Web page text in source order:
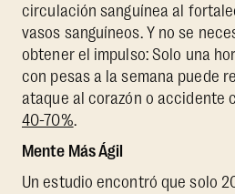
circulación sanguínea al
vasos sanguíneos. Y no se
obtener el impulso: Solo una
con pesas a la semana puede
ataque al corazón o accidente
40-70%.
Mente Más Ágil
Un estudio encontró que solo